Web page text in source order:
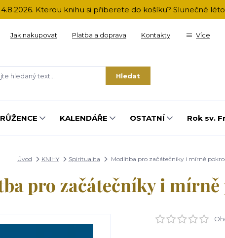
Kterou knihu si přiberete do košíku? Slunečné
Jak nakupovat Platba a doprava Kontakty Více
Hledat
RŮŽENCE KALENDÁŘE OSTATNÍ Rok sv.
Úvod KNIHY Spiritualita Modlitba pro začátečníky i mírně
pro začátečníky i